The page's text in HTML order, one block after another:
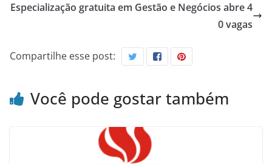
Especialização gratuita em Gestão e Negócios abre 4
0 vagas
Compartilhe esse post:
Você pode gostar também